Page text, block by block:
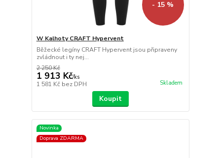
- 15 %
W Kalhoty CRAFT Hypervent
Běžecké legíny CRAFT Hypervent jsou připraveny
zvládnout i ty nej...
2 250 Kč
1 913 Kč/ks
1 581 Kč bez DPH Skladem
Koupit
Novinka
Doprava ZDARMA